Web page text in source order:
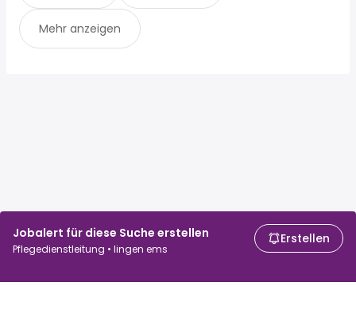
Jobalert für diese Suche erstellen
Pflegedienstleitung • lingen ems
Erstellen
Mehr anzeigen